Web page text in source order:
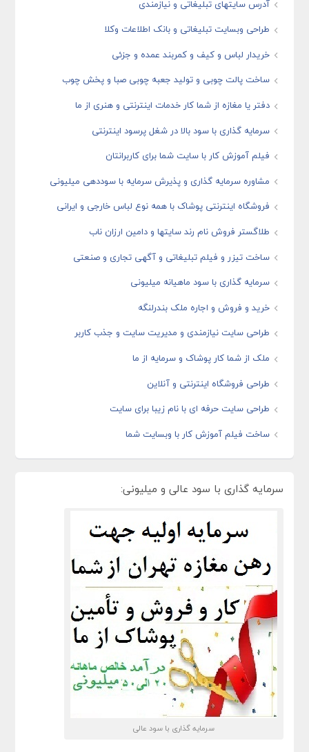
آدرس سایتهای تبلیغاتی و نیازمندی
طراحی وبسایت تبلیغاتی و بانک اطلاعات وکلا
خریدار لباس و کیف و کمربند عمده و جزئی
ساخت پالت چوبی و تولید جعبه چوبی صبا و پخش چوب
دفتر یا مغازه از شما کار خدمات اینترنتی و هنری از ما
سرمایه گذاری با سود بالا در شغل پرسود اینترنتی
فیلم آموزش کار با سایت شما برای کاربرانتان
مشاوره سرمایه گذاری و پذیرش سرمایه با سوددهی میلیونی
فروشگاه اینترنتی پوشاک با همه نوع لباس خارجی و ایرانی
طلاگستر فروش نام رند سایتها و دامین ارزان ناب
ساخت تیزر و فیلم تبلیغاتی و آگهی تجاری و صنعتی
سرمایه گذاری با سود ماهیانه میلیونی
خرید و فروش و اجاره ملک بندرلنگه
طراحی سایت نیازمندی و مدیریت سایت و جذب کاربر
ملک از شما کار پوشاک و سرمایه از ما
طراحی فروشگاه اینترنتی و آنلاین
طراحی سایت حرفه ای با نام زیبا برای سایت
ساخت فیلم آموزش کار با وبسایت شما
سرمایه گذاری با سود عالی و میلیونی:
سرمایه گذاری با سود عالی